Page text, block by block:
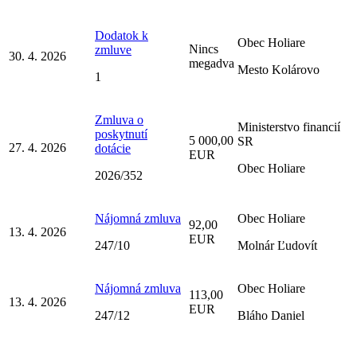
30. 4. 2026
Dodatok k
zmluve
1
Nincs
megadva
Obec Holiare
Mesto Kolárovo
27. 4. 2026
Zmluva o
poskytnutí
dotácie
2026/352
5 000,00
EUR
Ministerstvo financií
SR
Obec Holiare
13. 4. 2026
Nájomná zmluva
247/10
92,00
EUR
Obec Holiare
Molnár Ľudovít
13. 4. 2026
Nájomná zmluva
247/12
113,00
EUR
Obec Holiare
Bláho Daniel